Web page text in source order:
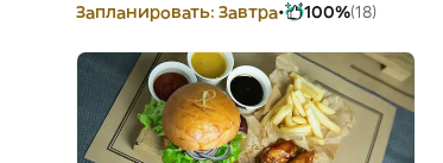
Запланировать: Завтра 100%(18)